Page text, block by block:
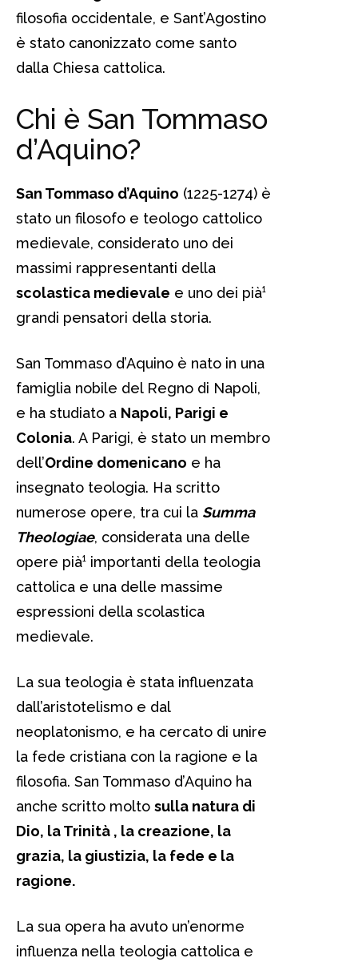
filosofia occidentale, e Sant’Agostino
è stato canonizzato come santo
dalla Chiesa cattolica.
Chi è San Tommaso
d’Aquino?
San Tommaso d’Aquino (1225-1274) è
stato un filosofo e teologo cattolico
medievale, considerato uno dei
massimi rappresentanti della
scolastica medievale e uno dei pià¹
grandi pensatori della storia.
San Tommaso d’Aquino è nato in una
famiglia nobile del Regno di Napoli,
e ha studiato a Napoli, Parigi e
Colonia. A Parigi, è stato un membro
dell’Ordine domenicano e ha
insegnato teologia. Ha scritto
numerose opere, tra cui la Summa
Theologiae, considerata una delle
opere pià¹ importanti della teologia
cattolica e una delle massime
espressioni della scolastica
medievale.
La sua teologia è stata influenzata
dall’aristotelismo e dal
neoplatonismo, e ha cercato di unire
la fede cristiana con la ragione e la
filosofia. San Tommaso d’Aquino ha
anche scritto molto sulla natura di
Dio, la Trinità , la creazione, la
grazia, la giustizia, la fede e la
ragione.
La sua opera ha avuto un’enorme
influenza nella teologia cattolica e